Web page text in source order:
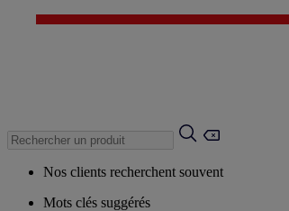
Nos clients recherchent souvent
Mots clés suggérés